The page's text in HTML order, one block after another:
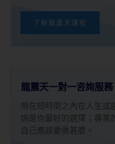
了解龍震天課程
龍震天一對一咨詢服務
想在短時間之內在人生或
詢是你最好的選擇；專業
自己應該要做甚麼。